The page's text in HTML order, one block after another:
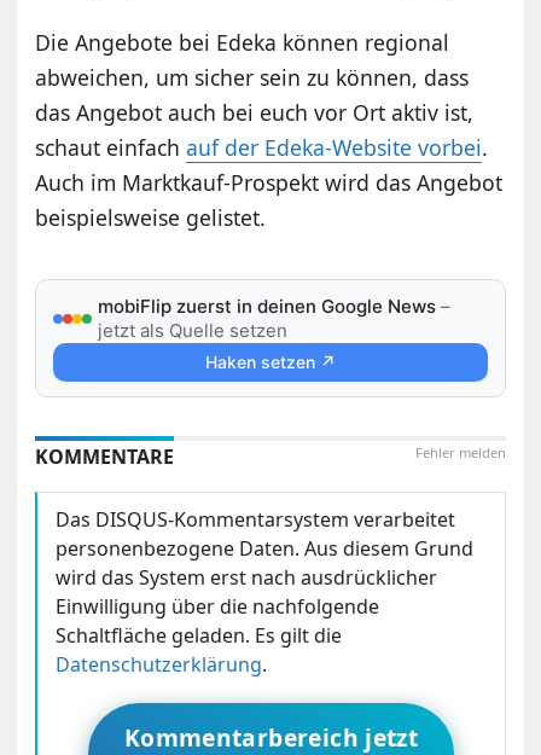
Die Angebote bei Edeka können regional
abweichen, um sicher sein zu können, dass
das Angebot auch bei euch vor Ort aktiv ist,
schaut einfachauf der Edeka-Website vorbei.
Auch im Marktkauf-Prospekt wird das Angebot
beispielsweise gelistet.
mobiFlip zuerst in deinen Google News –
jetzt als Quelle setzen
Haken setzen ↗
Fehler melden
KOMMENTARE
Das DISQUS-Kommentarsystem verarbeitet
personenbezogene Daten. Aus diesem Grund
wird das System erst nach ausdrücklicher
Einwilligung über die nachfolgende
Schaltfläche geladen. Es gilt die
Datenschutzerklärung.
Kommentarbereich jetzt